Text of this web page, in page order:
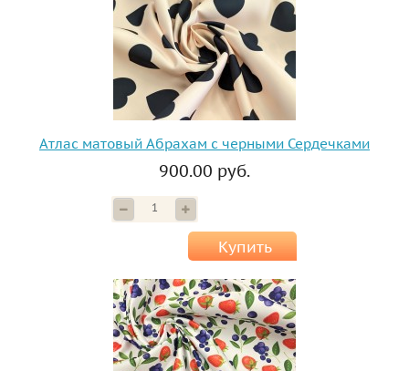
Атлас матовый Абрахам с черными Сердечками
900.00 руб.
Купить